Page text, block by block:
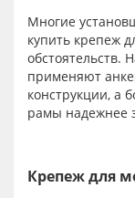
Многие
купить крепеж
обстоятельств.
применяют
конструкции, а
рамы надежнее
Крепеж для